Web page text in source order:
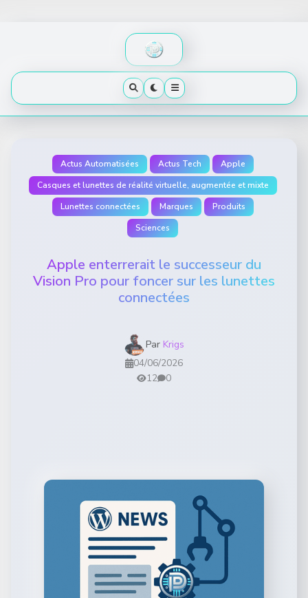
Actus Automatisées Actus Tech
Apple
Casques et lunettes de réalité virtuelle, augmentée et mixte
Lunettes connectées
Marques
Produits
Sciences
Apple enterrerait le successeur du
Vision Pro pour foncer sur les lunettes
connectées
Par Krigs
04/06/2026
12
0